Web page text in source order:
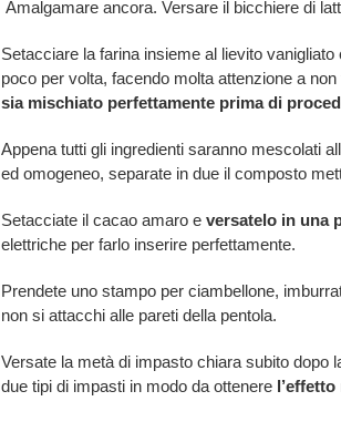
Amalgamare ancora. Versare il bicchiere di
Setacciare la farina insieme al lievito
poco per volta, facendo molta attenzione a
sia mischiato perfettamente prima di
Appena tutti gli ingredienti saranno mescolati
ed omogeneo, separate in due il composto
Setacciate il cacao amaro e versatelo in una
elettriche per farlo inserire perfettamente.
Prendete uno stampo per ciambellone,
non si attacchi alle pareti della pentola.
Versate la metà di impasto chiara subito dopo
due tipi di impasti in modo da ottenerel’effetto